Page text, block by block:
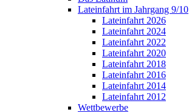
Lateinfahrt im Jahrgang 9/10
Lateinfahrt 2026
Lateinfahrt 2024
Lateinfahrt 2022
Lateinfahrt 2020
Lateinfahrt 2018
Lateinfahrt 2016
Lateinfahrt 2014
Lateinfahrt 2012
Wettbewerbe